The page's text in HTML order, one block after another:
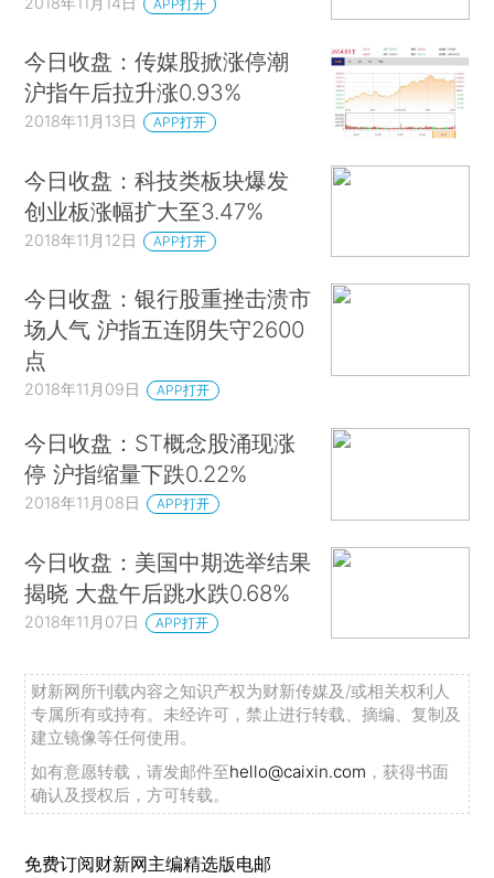
APP打开
今日收盘：传媒股掀涨停潮
沪指午后拉升涨0.93%
2018年11月13日 APP打开
今日收盘：科技类板块爆发
创业板涨幅扩大至3.47%
2018年11月12日 APP打开
今日收盘：银行股重挫击溃市
场人气 沪指五连阴失守2600
点
2018年11月09日 APP打开
今日收盘：ST概念股涌现涨
停 沪指缩量下跌0.22%
2018年11月08日 APP打开
今日收盘：美国中期选举结果
揭晓 大盘午后跳水跌0.68%
2018年11月07日 APP打开
财新网所刊载内容之知识产权为财新传媒及/或相关权利人
专属所有或持有。未经许可，禁止进行转载、摘编、复制及
建立镜像等任何使用。
如有意愿转载，请发邮件至hello@caixin.com ，获得书面
确认及授权后，方可转载。
免费订阅财新网主编精选版电邮